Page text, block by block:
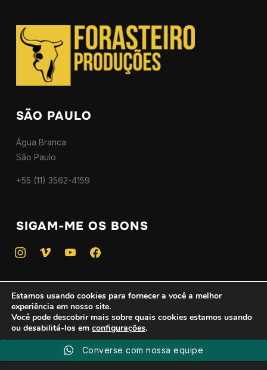
SÃO PAULO
Água Branca
São Paulo
+55 (11) 3562-4159
SIGAM-ME OS BONS
instagramvimeo youtubefacebook
Copyright © 2025 — Todos os direitos reservados - CNPJ
46.746.775/0001-01
WPZOOM
Estamos usando cookies para fornecer a você a melhor
experiência em nosso site.
Você pode descobrir mais sobre quais cookies estamos usando
ou desabilitá-los em configurações.
Converse com nossa equipe